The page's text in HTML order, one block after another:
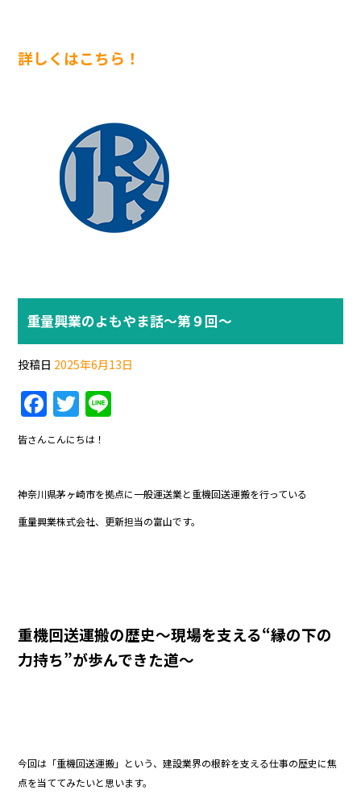
詳しくはこちら！
重量興業のよもやま話～第９回～
投稿日 2025年6月13日
F
a
c
e
b
o
T
w
itt
er
皆さんこんにちは！
神奈川県茅ヶ崎市を拠点に一般運送業と重機回送運搬を行っている
重量興業株式会社、更新担当の富山です。
重機回送運搬の歴史〜現場を支える“縁の下の
力持ち”が歩んできた道〜
今回は「重機回送運搬」という、建設業界の根幹を支える仕事の歴史に焦
点を当ててみたいと思います。